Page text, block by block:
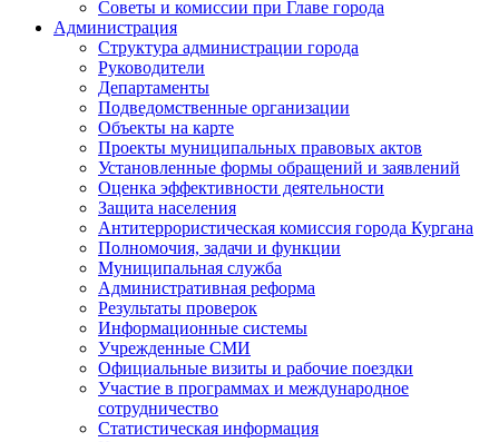
Советы и комиссии при Главе города
Администрация
Структура администрации города
Руководители
Департаменты
Подведомственные организации
Объекты на карте
Проекты муниципальных правовых актов
Установленные формы обращений и заявлений
Оценка эффективности деятельности
Защита населения
Антитеррористическая комиссия города Кургана
Полномочия, задачи и функции
Муниципальная служба
Административная реформа
Результаты проверок
Информационные системы
Учрежденные СМИ
Официальные визиты и рабочие поездки
Участие в программах и международное
сотрудничество
Статистическая информация